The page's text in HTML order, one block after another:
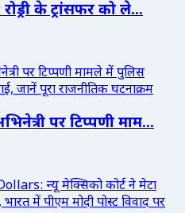
के ट्रांसफर को ले...
पर टिप्पणी माम...